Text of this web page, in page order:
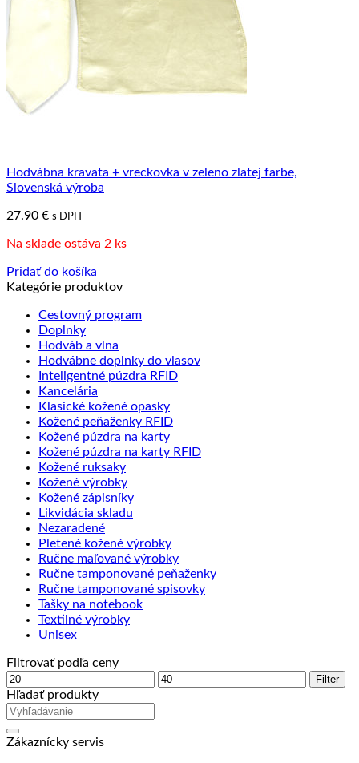
Hodvábna kravata + vreckovka v zeleno zlatej farbe,
Slovenská výroba
27.90 € s DPH
Na sklade ostáva 2 ks
Pridať do košíka
Kategórie produktov
Cestovný program
Doplnky
Hodváb a vlna
Hodvábne doplnky do vlasov
Inteligentné púzdra RFID
Kancelária
Klasické kožené opasky
Kožené peňaženky RFID
Kožené púzdra na karty
Kožené púzdra na karty RFID
Kožené ruksaky
Kožené výrobky
Kožené zápisníky
Likvidácia skladu
Nezaradené
Pletené kožené výrobky
Ručne maľované výrobky
Ručne tamponované peňaženky
Ručne tamponované spisovky
Tašky na notebook
Textilné výrobky
Unisex
Filtrovať podľa ceny
Minimálna
cena
Maximálna
Filter
Hľadať produkty
Zákaznícky servis